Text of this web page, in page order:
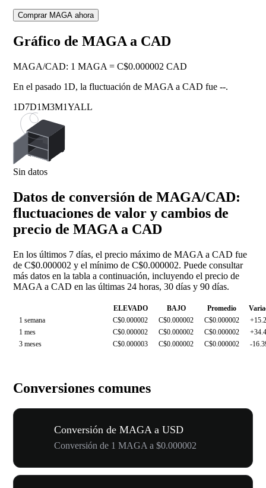
Comprar MAGA ahora
Gráfico de MAGA a CAD
MAGA/CAD: 1 MAGA = C$0.000002 CAD
En el pasado 1D, la fluctuación de MAGA a CAD fue --.
1D7D1M3M1YALL
Sin datos
Datos de conversión de MAGA/CAD:
fluctuaciones de valor y cambios de
precio de MAGA a CAD
En los últimos 7 días, el precio máximo de MAGA a CAD fue
de C$0.000002 y el mínimo de C$0.000002. Puede consultar
más datos en la tabla a continuación, incluyendo el precio de
MAGA a CAD en las últimas 24 horas, 30 días y 90 días.
ELEVADO BAJO Promedio
1 semana
C$0.000002 C$0.000002 C$0.000002
1 mes
C$0.000002 C$0.000002 C$0.000002
3 meses
C$0.000003 C$0.000002 C$0.000002 -
Conversiones comunes
Conversión de MAGA a USD
Conversión de 1 MAGA a $0.000002